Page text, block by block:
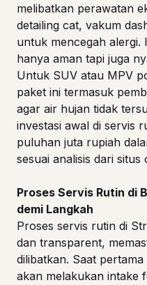
melibatkan perawatan
detailing cat, vakum
untuk mencegah alergi.
hanya aman tapi juga
Untuk SUV atau MPV
paket ini termasuk
agar air hujan tidak
investasi awal di servis
puluhan juta rupiah
sesuai analisis dari
Proses Servis Rutin di
demi Langkah
Proses servis rutin di
dan transparent,
dilibatkan. Saat
akan melakukan intake